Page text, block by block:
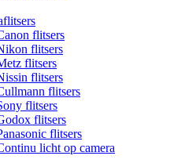
flitsers
flitsers
flitsers
flitsers
flitsers
flitsers
flitsers
flitsers
licht op camera